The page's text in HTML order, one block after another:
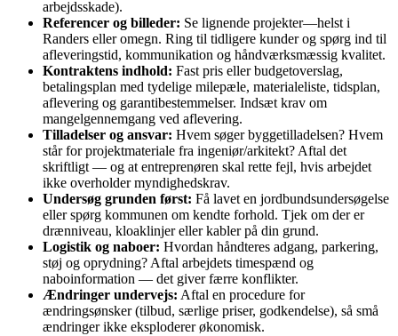
arbejdsskade).
Referencer og billeder: Se lignende projekter—helst i
Randers eller omegn. Ring til tidligere kunder og spørg ind til
afleveringstid, kommunikation og håndværksmæssig kvalitet.
Kontraktens indhold: Fast pris eller budgetoverslag,
betalingsplan med tydelige milepæle, materialeliste, tidsplan,
aflevering og garantibestemmelser. Indsæt krav om
mangelgennemgang ved aflevering.
Tilladelser og ansvar: Hvem søger byggetilladelsen? Hvem
står for projektmateriale fra ingeniør/arkitekt? Aftal det
skriftligt — og at entreprenøren skal rette fejl, hvis arbejdet
ikke overholder myndighedskrav.
Undersøg grunden først: Få lavet en jordbundsundersøgelse
eller spørg kommunen om kendte forhold. Tjek om der er
drænniveau, kloaklinjer eller kabler på din grund.
Logistik og naboer: Hvordan håndteres adgang, parkering,
støj og oprydning? Aftal arbejdets timespænd og
naboinformation — det giver færre konflikter.
Ændringer undervejs: Aftal en procedure for
ændringsønsker (tilbud, særlige priser, godkendelse), så små
ændringer ikke eksploderer økonomisk.